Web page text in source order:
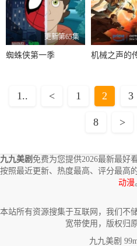
更新第65集
蜘蛛侠第一季
1.. < 1 2 3
8 >
九九美剧 免费为您提供2026最新最好
按照最近更新、热度最高、评分最高
动漫
本站所有资源搜集于互联网，我们不
宽带使用，版权归
九九美剧